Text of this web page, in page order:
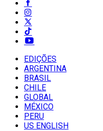
EDIÇÕES
ARGENTINA
BRASIL
CHILE
GLOBAL
MÉXICO
PERU
US ENGLISH